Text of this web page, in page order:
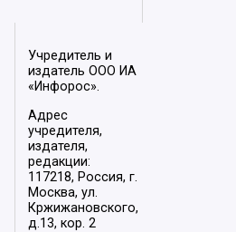
Учредитель и
издатель ООО ИА
«Инфорос».
Адрес
учредителя,
издателя,
редакции:
117218, Россия, г.
Москва, ул.
Кржижановского,
д.13, кор. 2